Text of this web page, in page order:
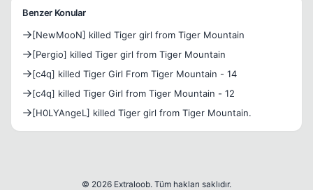
Benzer Konular
[NewMooN] killed Tiger girl from Tiger Mountain
[Pergio] killed Tiger girl from Tiger Mountain
[c4q] killed Tiger Girl From Tiger Mountain - 14
[c4q] killed Tiger Girl from Tiger Mountain - 12
[H0LYAngeL] killed Tiger girl from Tiger Mountain.
© 2026 Extraloob. Tüm hakları saklıdır.